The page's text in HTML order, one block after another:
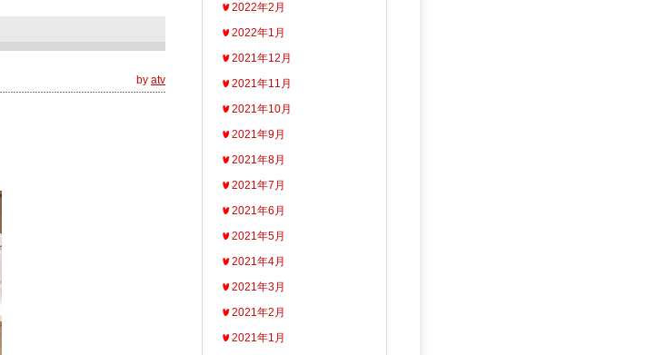
by atv
2022年2月
2022年1月
2021年12月
2021年11月
2021年10月
2021年9月
2021年8月
2021年7月
2021年6月
2021年5月
2021年4月
2021年3月
2021年2月
2021年1月